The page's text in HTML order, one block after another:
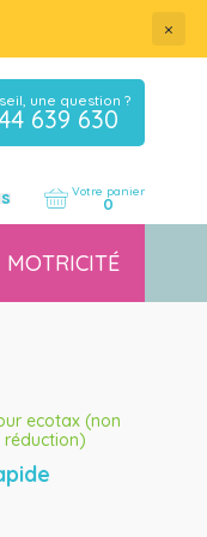
×
une question ?
639 630
Votre panier
0
MOTRICITÉ
ecotax (non